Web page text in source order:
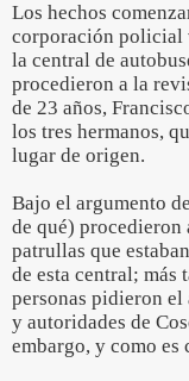
Los hechos
corporación policial
la central de
procedieron a la
de 23 años,
los tres hermanos,
lugar de origen.
Bajo el argumento
de qué) procedieron
patrullas que
de esta central; más
personas pidieron el
y autoridades de
embargo, y como